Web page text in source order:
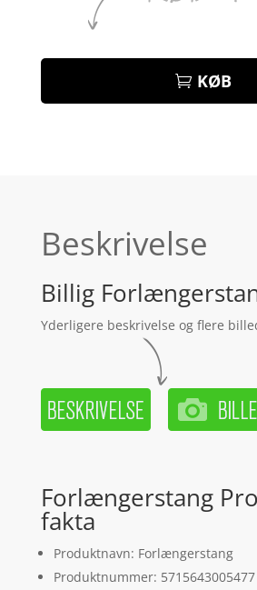
KØB
Beskrivelse
Billig
Yderligere beskrivelse og flere
Forlængerstang
fakta
Produktnavn: Forlængerstang
Produktnummer: 5715643005477